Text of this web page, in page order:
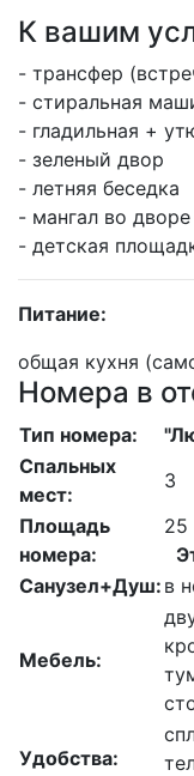
К вашим
- трансфер
- стиральная
- гладильная +
- зеленый двор
- летняя беседка
- мангал во дворе
- детская
Питание:
общая кухня
Номера в
Тип номера:
Спальных
мест:
3
Площадь
номера:
Санузел+Душ: в
Мебель:
Удобства: